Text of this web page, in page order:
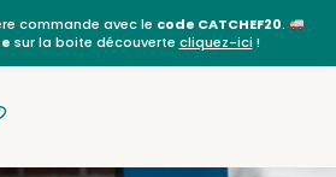
commande avec le code CATCHEF20.
sur la boite découverte cliquez-ici !